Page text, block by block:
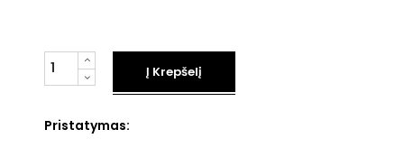
Kiekis
Į Krepšelį
Pristatymas: